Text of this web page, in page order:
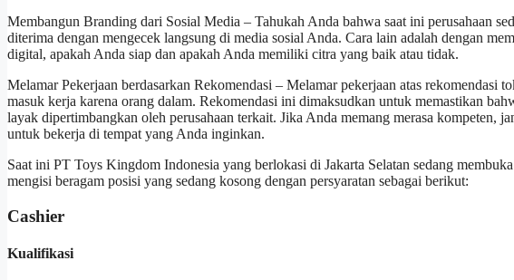
Membangun Branding dari Sosial Media – Tahukah Anda bahwa saat ini perusahaan
diterima dengan mengecek langsung di media sosial Anda. Cara lain adalah dengan
digital, apakah Anda siap dan apakah Anda memiliki citra yang baik atau tidak.
Melamar Pekerjaan berdasarkan Rekomendasi – Melamar pekerjaan atas rekomendasi
masuk kerja karena orang dalam. Rekomendasi ini dimaksudkan untuk memastikan
layak dipertimbangkan oleh perusahaan terkait. Jika Anda memang merasa kompeten,
untuk bekerja di tempat yang Anda inginkan.
Saat ini PT Toys Kingdom Indonesia yang berlokasi di Jakarta Selatan sedang
mengisi beragam posisi yang sedang kosong dengan persyaratan sebagai berikut:
Cashier
Kualifikasi